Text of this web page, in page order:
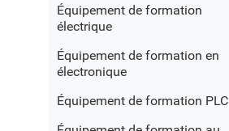
Équipement de formation
électrique
Équipement de formation en
électronique
Équipement de formation PLC